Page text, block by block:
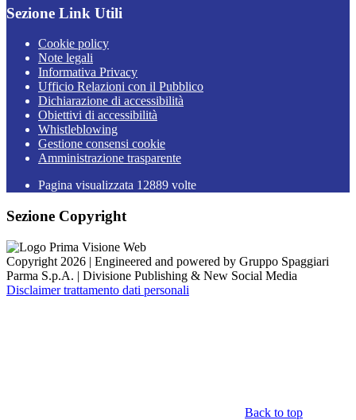
Sezione Link Utili
Cookie policy
Note legali
Informativa Privacy
Ufficio Relazioni con il Pubblico
Dichiarazione di accessibilità
Obiettivi di accessibilità
Whistleblowing
Gestione consensi cookie
Amministrazione trasparente
Pagina visualizzata 12889 volte
Sezione Copyright
Copyright 2026 | Engineered and powered by Gruppo Spaggiari
Parma S.p.A. | Divisione Publishing & New Social Media
Disclaimer trattamento dati personali
Back to top